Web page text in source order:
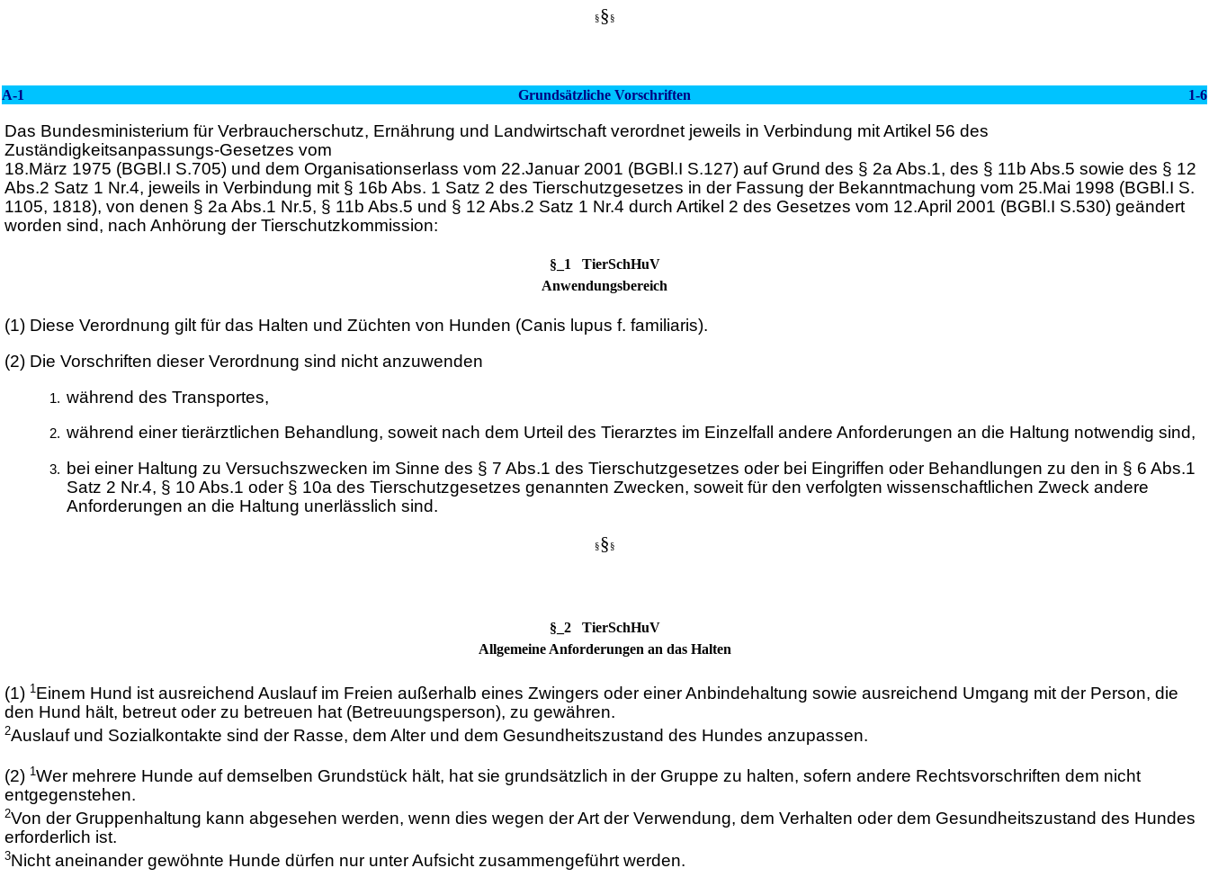
§§ §
A-1 Grundsätzliche Vorschriften 1-6
Das Bundesministerium für Verbraucherschutz, Ernährung und Landwirtschaft verordnet jeweils in Verbindung mit Artikel 56 des
Zuständigkeitsanpassungs-Gesetzes vom
18.März 1975 (BGBl.I S.705) und dem Organisationserlass vom 22.Januar 2001 (BGBl.I S.127) auf Grund des § 2a Abs.1, des § 11b Abs.5 sowie des § 12
Abs.2 Satz 1 Nr.4, jeweils in Verbindung mit § 16b Abs. 1 Satz 2 des Tierschutzgesetzes in der Fassung der Bekanntmachung vom 25.Mai 1998 (BGBl.I S.
1105, 1818), von denen § 2a Abs.1 Nr.5, § 11b Abs.5 und § 12 Abs.2 Satz 1 Nr.4 durch Artikel 2 des Gesetzes vom 12.April 2001 (BGBl.I S.530) geändert
worden sind, nach Anhörung der Tierschutzkommission:
§_1 TierSchHuV
Anwendungsbereich
(1) Diese Verordnung gilt für das Halten und Züchten von Hunden (Canis lupus f. familiaris).
(2) Die Vorschriften dieser Verordnung sind nicht anzuwenden
während des Transportes,
während einer tierärztlichen Behandlung, soweit nach dem Urteil des Tierarztes im Einzelfall andere Anforderungen an die Haltung notwendig sind,
bei einer Haltung zu Versuchszwecken im Sinne des § 7 Abs.1 des Tierschutzgesetzes oder bei Eingriffen oder Behandlungen zu den in § 6 Abs.1
Satz 2 Nr.4, § 10 Abs.1 oder § 10a des Tierschutzgesetzes genannten Zwecken, soweit für den verfolgten wissenschaftlichen Zweck andere
Anforderungen an die Haltung unerlässlich sind.
§§ §
§_2 TierSchHuV
Allgemeine Anforderungen an das Halten
(1) 1Einem Hund ist ausreichend Auslauf im Freien außerhalb eines Zwingers oder einer Anbindehaltung sowie ausreichend Umgang mit der Person, die
den Hund hält, betreut oder zu betreuen hat (Betreuungsperson), zu gewähren.
2Auslauf und Sozialkontakte sind der Rasse, dem Alter und dem Gesundheitszustand des Hundes anzupassen.
(2) 1Wer mehrere Hunde auf demselben Grundstück hält, hat sie grundsätzlich in der Gruppe zu halten, sofern andere Rechtsvorschriften dem nicht
entgegenstehen.
2Von der Gruppenhaltung kann abgesehen werden, wenn dies wegen der Art der Verwendung, dem Verhalten oder dem Gesundheitszustand des Hundes
erforderlich ist.
3Nicht aneinander gewöhnte Hunde dürfen nur unter Aufsicht zusammengeführt werden.